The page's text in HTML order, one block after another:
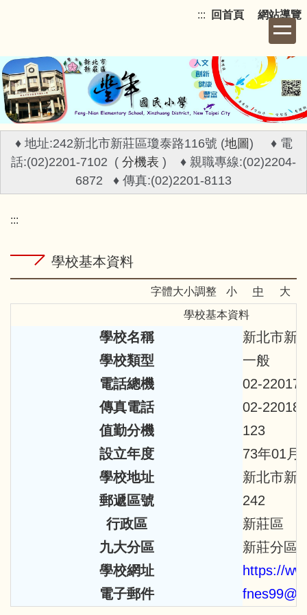
要
內
容
區
::: 回首頁 網站導覽
♦ 地址:242新北市新莊區瓊泰路116號 (地圖) ♦ 電
話:(02)2201-7102 ( 分機表 ) ♦ 親職專線:(02)2204-
6872 ♦ 傳真:(02)2201-8113
:::
學校基本資料
字體大小調整 小 中
大
學校基本資料
學校名稱
新北市新
學校類型
一般
電話總機
02-
傳真電話
02-
值勤分機
123
設立年度
73年01月
學校地址
新北市新
郵遞區號
242
行政區
新莊區
九大分區
新莊分區
學校網址
https://
電子郵件